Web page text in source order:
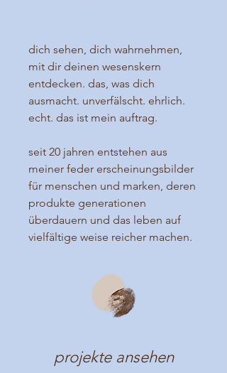
dich sehen, dich wahrnehmen,
mit dir deinen wesenskern
entdecken. das, was dich
ausmacht. unverfälscht. ehrlich.
echt. das ist mein auftrag.
seit 20 jahren entstehen aus
meiner feder erscheinungsbilder
für menschen und marken, deren
produkte generationen
überdauern und das leben auf
vielfältige weise reicher machen.
projekte ansehen